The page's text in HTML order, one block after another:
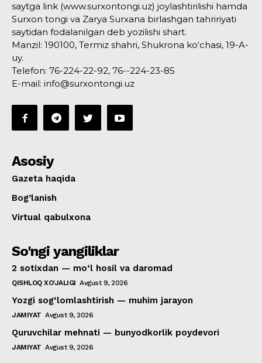
saytga link (www.surxontongi.uz) joylashtirilishi hamda
Surxon tongi va Zarya Surxana birlashgan tahririyati
saytidan fodalanilgan deb yozilishi shart.
Manzil: 190100, Termiz shahri, Shukrona ko‘chasi, 19-A-
uy.
Telefon: 76-224-22-92, 76--224-23-85
E-mail: info@surxontongi.uz
Asosiy
Gazeta haqida
Bog’lanish
Virtual qabulxona
So'ngi yangiliklar
2 sotixdan — mo‘l hosil va daromad
QISHLOQ XO'JALIGI Avgust 9, 2026
Yozgi sog‘lomlashtirish — muhim jarayon
JAMIYAT Avgust 9, 2026
Quruvchilar mehnati — bunyodkorlik poydevori
JAMIYAT Avgust 9, 2026